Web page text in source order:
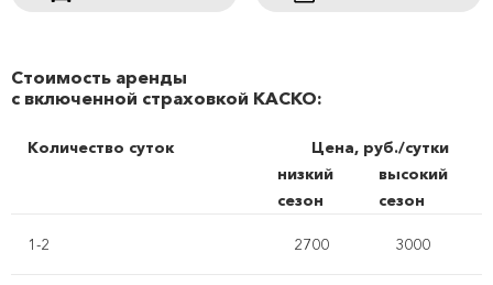
Стоимость аренды
с включенной страховкой КАСКО:
Количество суток
Цена, руб./сутки
низкий
сезон
высокий
сезон
1-2 2700 3000